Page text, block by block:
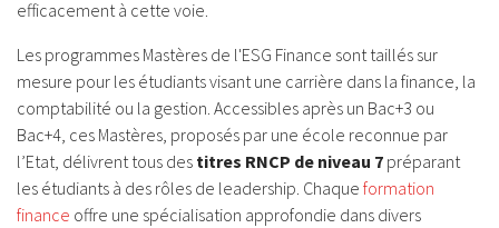
efficacement à cette voie.
Les programmes Mastères de l'ESG Finance sont taillés sur
mesure pour les étudiants visant une carrière dans la finance, la
comptabilité ou la gestion. Accessibles après un Bac+3 ou
Bac+4, ces Mastères, proposés par une école reconnue par
l’Etat, délivrent tous des titres RNCP de niveau 7 préparant
les étudiants à des rôles de leadership. Chaque formation
finance offre une spécialisation approfondie dans divers